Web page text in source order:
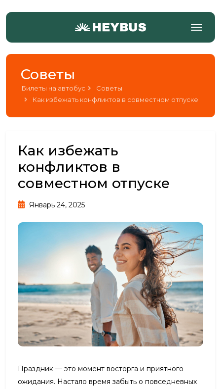
Советы
Билеты на автобус
Советы
Как избежать конфликтов в совместном отпуске
Как избежать
конфликтов в
совместном отпуске
Январь 24, 2025
Праздник — это момент восторга и приятного
ожидания. Настало время забыть о повседневных